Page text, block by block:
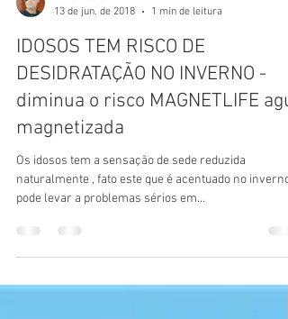
Julio Nacle
13 de jun. de 2018
IDOSOS TEM RISCO DE
DESIDRATAÇÃO NO INVERNO -
diminua o risco MAGNETLIFE
magnetizada
Os idosos tem a sensação de sede reduzida
naturalmente , fato este que é acentuado no inverno e